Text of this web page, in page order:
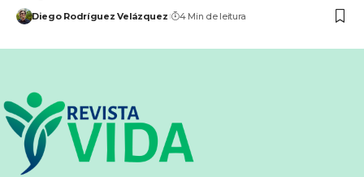
Diego Rodríguez Velázquez 4 Min de leitura